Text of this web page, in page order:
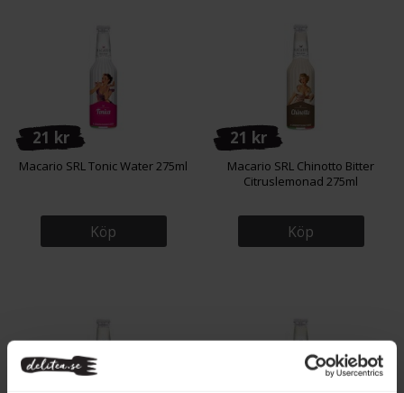
21 kr
Macario SRL Tonic Water 275ml
Köp
21 kr
Macario SRL Chinotto Bitter
Citruslemonad 275ml
Köp